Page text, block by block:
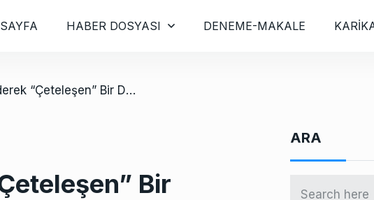
HABER DOSYASI DENEME-MAKALE
/ Zorla Kaybederek “Çeteleşen” Bir Devlet: Türkiye
Bir
ARA